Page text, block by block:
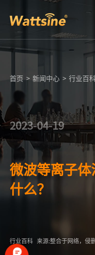
首页 > 新闻中心 > 行业百
2023-04-19
微波等离子
什么？
行业百科 来源:整合于网络，侵